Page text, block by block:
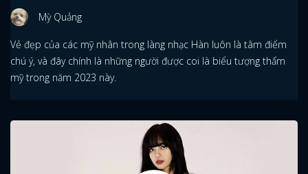
Mỳ Quảng
Vẻ đẹp của các mỹ nhân trong làng nhạc Hàn luôn là tâm điểm
chú ý, và đây chính là những người được coi là biểu tượng thẩm
mỹ trong năm 2023 này.